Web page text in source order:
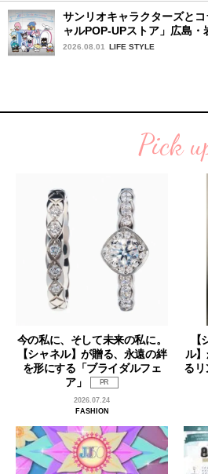
サンリオキャラクターズと
ャルPOP-UPストア」広島・
2026.08.01 LIFE STYLE
Pick
今の私に、そして未来の私に。
【シャネル】が贈る、永遠の絆
を形にする「ブライダルフェ
ア」
PR
2026.07.24
FASHION
ル
るリ